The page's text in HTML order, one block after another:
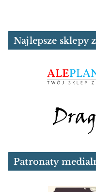
Najlepsze sklepy
Patronaty